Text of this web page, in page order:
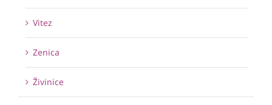
Vitez
Zenica
Živinice